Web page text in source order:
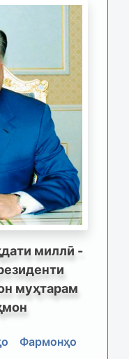
миллӣ -
муҳтарам
Фармонҳо